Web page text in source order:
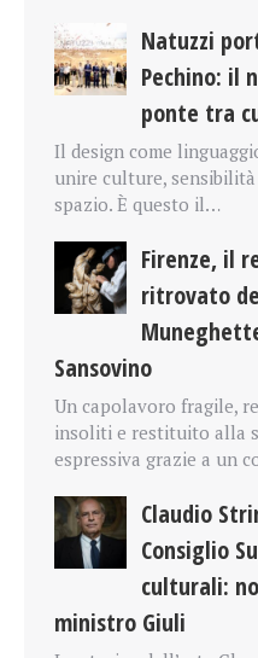
Natuzzi
Pechino: il
ponte tra
Il design come
unire culture,
spazio. È questo il…
Firenze, il
ritrovato
Sansovino
Un capolavoro fragile,
insoliti e restituito alla
espressiva grazie a un
Claudio
Consiglio
culturali:
ministro Giuli